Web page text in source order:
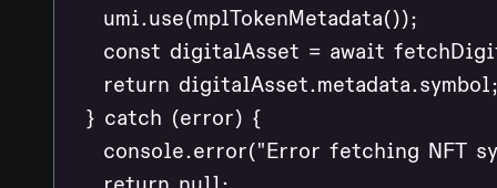
    umi.use(mplTokenMetadata());
const digitalAsset = await
return
  } catch (error) {
console.error("Error fetching NFT